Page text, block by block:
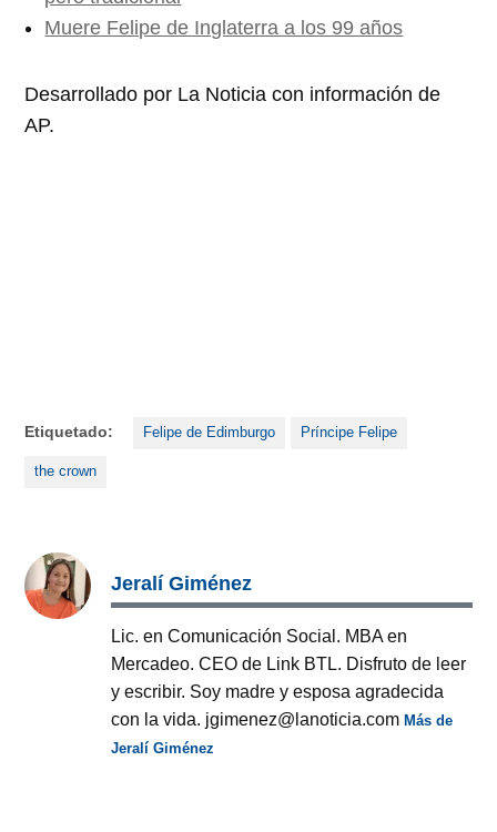
Muere Felipe de Inglaterra a los 99 años
Desarrollado por La Noticia con información de
AP.
Etiquetado: Felipe de Edimburgo Príncipe Felipe
the crown
Jeralí Giménez
Lic. en Comunicación Social. MBA en
Mercadeo. CEO de Link BTL. Disfruto de leer
y escribir. Soy madre y esposa agradecida
con la vida. jgimenez@lanoticia.comMás de
Jeralí Giménez